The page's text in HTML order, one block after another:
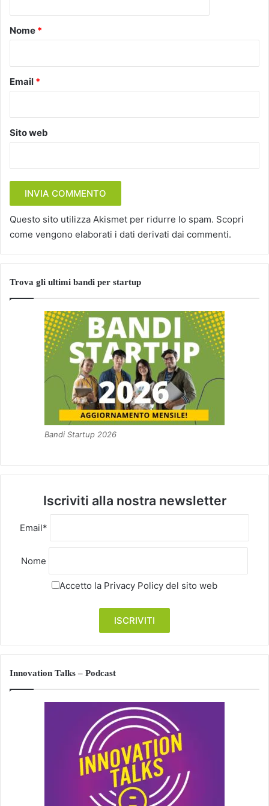
o
Nome *
Email *
Sito web
Questo sito utilizza Akismet per ridurre lo spam. Scopri
come vengono elaborati i dati derivati dai commenti.
Trova gli ultimi bandi per startup
Bandi Startup 2026
Iscriviti alla nostra newsletter
Email*
Nome
Accetto la Privacy Policy del sito web
Innovation Talks – Podcast